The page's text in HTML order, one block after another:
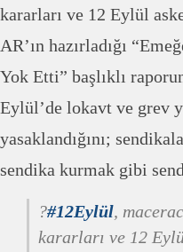
kararları ve 12 Eylül
AR’ın hazırladığı
Yok Etti” başlıklı
Eylül’de lokavt ve grev
yasaklandığını;
sendika kurmak gibi
?#12Eylül,
kararları ve 12